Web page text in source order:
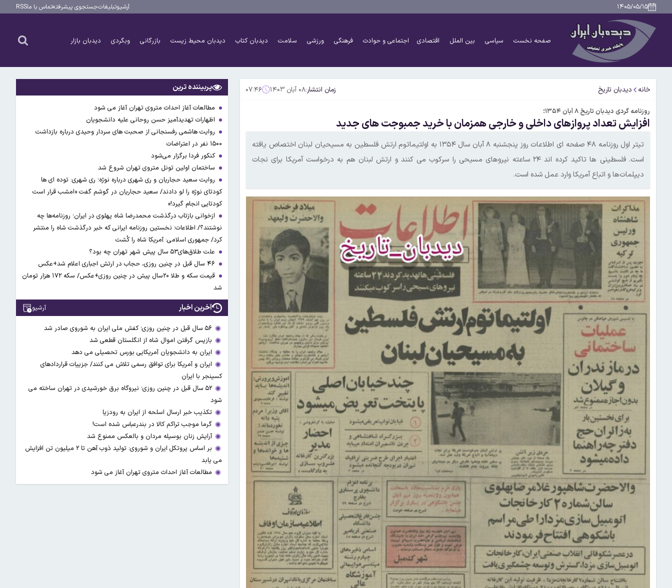
۱۴۰۵/۰۵/۱۵ آرشیوتبلیغاتجستجوی پیشرفتهتماس با ماRSS
صفحه نخست سیاسی بین الملل اقتصادی اجتماعی و حوادث فرهنگی ورزشی سلامت دیدبان کتاب دیدبان محیط زیست بازرگانی وبگردی دیدبان بازار
خانه دیدبان تاریخ زمان انتشار:۰۸ آبان ۱۴۰۳ ۰۷:۴۶
روزنامه گردی دیدبان تاریخ ۸ آبان ۱۳۵۴؛
افزایش تعداد پروازهای داخلی و خارجی همزمان با خرید جمبوجت های جدید
تیتر اول روزنامه ۴۸ صفحه ای اطلاعات روز پنجشنبه ۸ آبان سال ۱۳۵۴ به اولتیماتوم ارتش فلسطین به مسیحیان‌ لبنان اختصاص یافته
است. فلسطینی ها تاکید کرده اند ۲۴ ساعته نیروهای مسیحی را سرکوب می کنند و ارتش لبنان‌ هم به درخواست آمریکا برای نجات
دیپلمات‌ها و اتباع آمریکا وارد عمل شده است.
پربیننده ترین
مطالعات آغاز احداث متروی تهران آغاز می شود
اظهارات تهدیدآمیز حسن روحانی علیه دانشجویان
روایت هاشمی رفسنجانی از صحبت های سردار وحیدی درباره بازداشت
۱۵۰۰ نفر در اعتراضات
کنکور فردا برگزار می‌شود
ساختمان اولین تونل متروی تهران شروع شد
روایت سعید حجاریان و ری شهری درباره نوژه؛ ری شهری: توده ای ها
کودتای نوژه را لو دادند/ سعید حجاریان در گوشم گفت «امشب قرار است
کودتایی انجام گیرد!»
ازخوانی بازتاب درگذشت محمدرضا شاه پهلوی در ایران؛ روزنامه‌ها چه
نوشتند؟/ اطلاعات؛ نخستین روزنامه ایرانی که خبر درگذشت شاه را منتشر
کرد/ جمهوری اسلامی: آمریکا شاه را کُشت
علت طلاق‌های۵۳ سال پیش شهر تهران چه بود؟
قیمت سکه و طلا ۲۰سال پیش در چنین روزی+عکس/ سکه ۱۷۲ هزار تومان
شد
آخرین اخبار آرشیو
۵۶ سال قبل در چنین روزی؛ کفش ملی ایران به شوروی صادر شد
بازپس گرفتن اموال شاه از انگلستان قطعی شد
ایران به دانشجویان آمریکایی بورس تحصیلی می دهد
ایران و آمریکا برای توافق رسمی تلاش می کنند/ جزییات قراردادهای
کسینجر با ایران
۵۲ سال قبل در چنین روزی؛ نیروگاه برق خورشیدی در تهران ساخته می
شود
تکذیب خبر ارسال اسلحه از ایران به رودزیا
گرما موجب تراکم کالا در بندرعباس شده است!
آرایش زنان بوسیله مردان و بالعکس ممنوع شد
بر اساس پروتکل ایران و شوروی: تولید ذوب آهن تا ۲ میلیون تن افزایش
می یابد
مطالعات آغاز احداث متروی تهران آغاز می شود